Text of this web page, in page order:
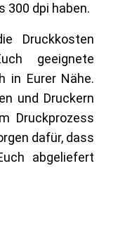
300 dpi haben.
Druckkosten
geeignete
in Eurer Nähe.
und Druckern
Druckprozess
dafür, dass
abgeliefert